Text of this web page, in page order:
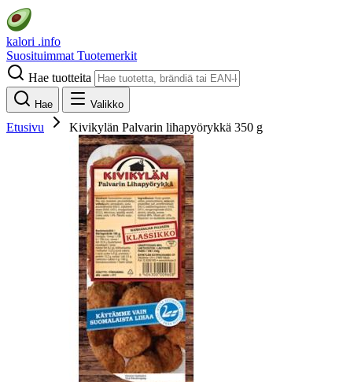
kalori .info
Suosituimmat Tuotemerkit
Hae tuotteita
Hae Valikko
Etusivu Kivikylän Palvarin lihapyörykkä 350 g